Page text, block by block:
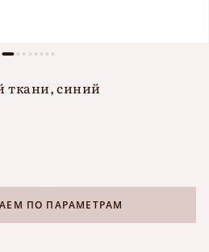
ткани, синий
ПО ПАРАМЕТРАМ